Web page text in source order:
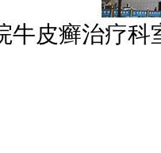
牛皮癣治疗